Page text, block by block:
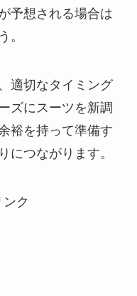
予想される場合は
。
適切なタイミング
ズにスーツを新調
裕を持って準備す
につながります。
ク